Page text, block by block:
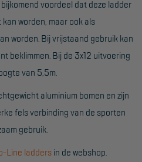
voordeel dat deze ladder
worden, maar ook als
worden. Bij vrijstaand gebruik kan
beklimmen. Bij de 3x12 uitvoering
van 5,5m.
aluminium bomen en zijn
fels verbinding van de sporten
gebruik.
Line ladders in de webshop.